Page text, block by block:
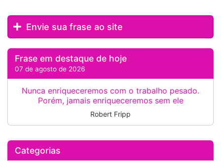
Envie sua frase ao site
Frase em destaque de hoje
07 de agosto de 2026
Nunca enriqueceremos com o trabalho pesado.
Porém, jamais enriqueceremos sem ele
Robert Fripp
Categorias